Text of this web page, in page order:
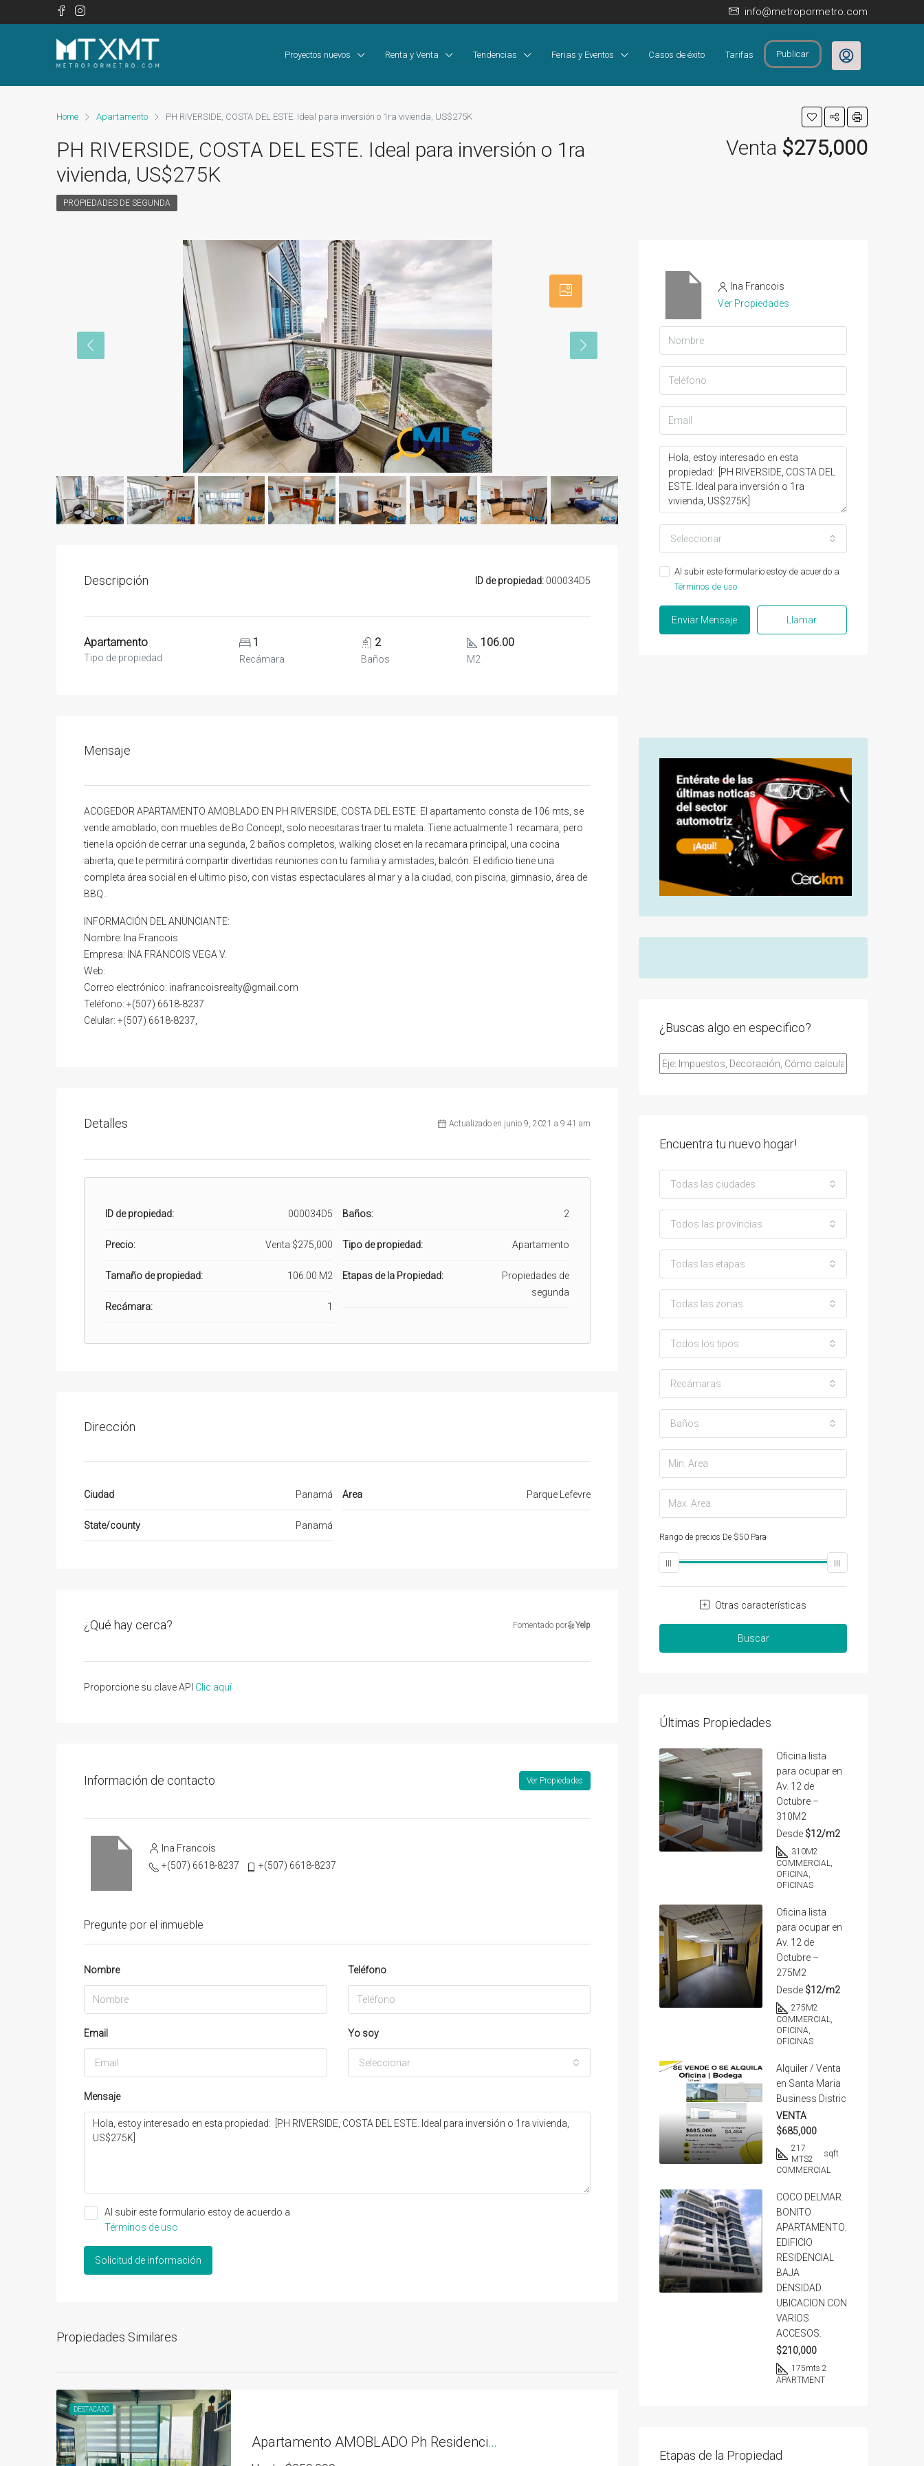
info@metropormetro.com
Proyectos nuevos Renta y Venta Tendencias Ferias y Eventos Casos de éxito Tarifas Publicar
Home Apartamento PH RIVERSIDE, COSTA DEL ESTE. Ideal para inversión o 1ra vivienda, US$275K
PH RIVERSIDE, COSTA DEL ESTE. Ideal para inversión o 1ra
vivienda, US$275K
Venta $275,000
PROPIEDADES DE SEGUNDA
Descripción ID de propiedad: 000034D5
Apartamento
Tipo de propiedad
1
Recámara
2
Baños
106.00
M2
Mensaje
ACOGEDOR APARTAMENTO AMOBLADO EN PH RIVERSIDE, COSTA DEL ESTE. El apartamento consta de 106 mts, se
vende amoblado, con muebles de Bo Concept, solo necesitaras traer tu maleta. Tiene actualmente 1 recamara, pero
tiene la opción de cerrar una segunda, 2 baños completos, walking closet en la recamara principal, una cocina
abierta, que te permitirá compartir divertidas reuniones con tu familia y amistades, balcón. El edificio tiene una
completa área social en el ultimo piso, con vistas espectaculares al mar y a la ciudad, con piscina, gimnasio, área de
BBQ..
INFORMACIÓN DEL ANUNCIANTE:
Nombre: Ina Francois
Empresa: INA FRANCOIS VEGA V.
Web:
Correo electrónico: inafrancoisrealty@gmail.com
Teléfono: +(507) 6618-8237
Celular: +(507) 6618-8237,
Detalles Actualizado en junio 9, 2021 a 9:41 am
ID de propiedad: 000034D5
Precio: Venta $275,000
Tamaño de propiedad: 106.00 M2
Recámara: 1
Baños: 2
Tipo de propiedad: Apartamento
Etapas de la Propiedad:
Propiedades de
segunda
Dirección
Ciudad Panamá
State/county Panamá
Area Parque Lefevre
¿Qué hay cerca? Fomentado por Yelp
Proporcione su clave API Clic aquí
Información de contacto Ver Propiedades
Ina Francois
+(507) 6618-8237
+(507) 6618-8237
Pregunte por el inmueble
Nombre Teléfono
Email Yo soy
Seleccionar
Mensaje
Al subir este formulario estoy de acuerdo a
Términos de uso
Solicitud de información
Propiedades Similares
DESTACADO
Apartamento AMOBLADO Ph Residencias del Sol acceso directo al Parque Omar
Ina Francois
Ver Propiedades
Seleccionar
Al subir este formulario estoy de acuerdo a
Términos de uso
Enviar Mensaje Llamar
¿Buscas algo en especifico?
Encuentra tu nuevo hogar!
Todas las ciudades
Todos las provincias
Todas las etapas
Todas las zonas
Todos los tipos
Recámaras
Baños
Rango de precios De $50 Para
Otras características
Buscar
Últimas Propiedades
Oficina lista
para ocupar en
Av. 12 de
Octubre –
310M2
Desde $12/m2
310M2
COMMERCIAL,
OFICINA,
OFICINAS
Oficina lista
para ocupar en
Av. 12 de
Octubre –
275M2
Desde $12/m2
275M2
COMMERCIAL,
OFICINA,
OFICINAS
Alquiler / Venta
en Santa Maria
Business Distric
VENTA
$685,000
217
MTS2
sqft
COMMERCIAL
COCO DELMAR.
BONITO
APARTAMENTO.
EDIFICIO
RESIDENCIAL
BAJA
DENSIDAD.
UBICACION CON
VARIOS
ACCESOS.
$210,000
175mts 2
APARTMENT
Etapas de la Propiedad